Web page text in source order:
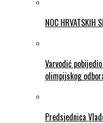
NOC HRVATSKIH
Varvodić
olimpijskog
Predsjednica